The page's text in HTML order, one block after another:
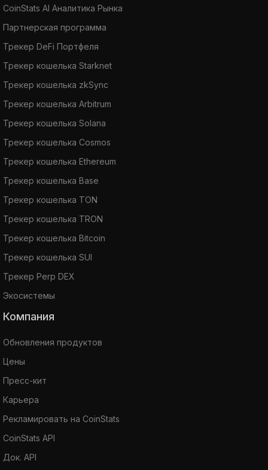
CoinStats AI Аналитика Рынка
Партнерская программа
Трекер DeFi Портфеля
Трекер кошелька Starknet
Трекер кошелька zkSync
Трекер кошелька Arbitrum
Трекер кошелька Solana
Трекер кошелька Cosmos
Трекер кошелька Ethereum
Трекер кошелька Base
Трекер кошелька TON
Трекер кошелька TRON
Трекер кошелька Bitcoin
Трекер кошелька SUI
Трекер Perp DEX
Экосистемы
Компания
Обновления продуктов
Цены
Пресс-кит
Карьера
Рекламировать на CoinStats
CoinStats API
Док. API